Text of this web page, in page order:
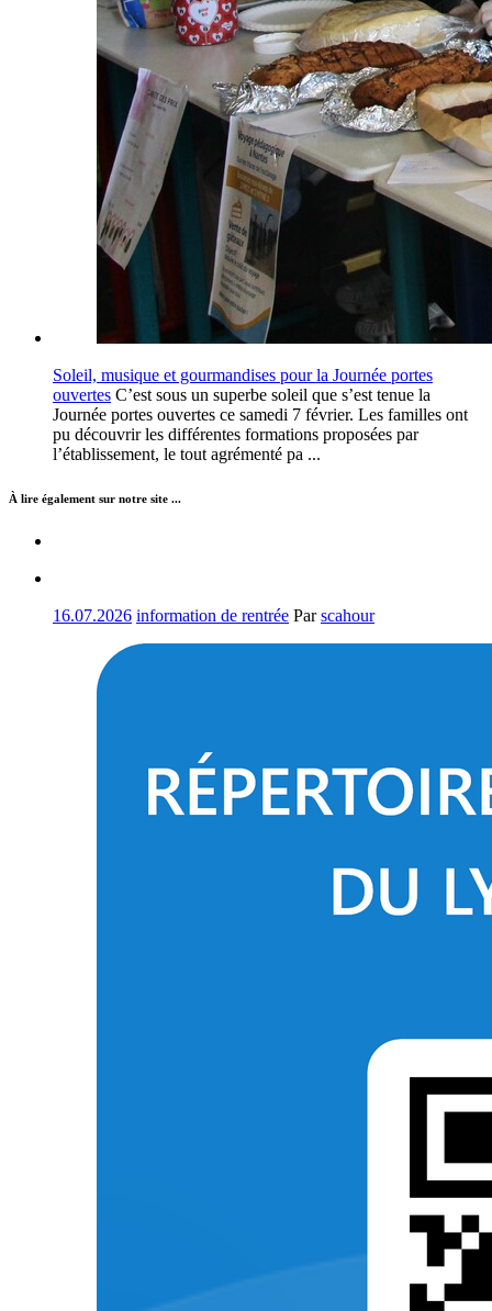
Soleil, musique et gourmandises pour la Journée portes
ouvertes C’est sous un superbe soleil que s’est tenue la
Journée portes ouvertes ce samedi 7 février. Les familles ont
pu découvrir les différentes formations proposées par
l’établissement, le tout agrémenté pa ...
À lire également sur notre site ...
16.07.2026 information de rentrée Parscahour